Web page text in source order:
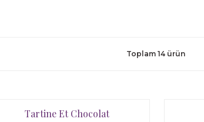
Toplam 14 ürün
Tartine Et Chocolat